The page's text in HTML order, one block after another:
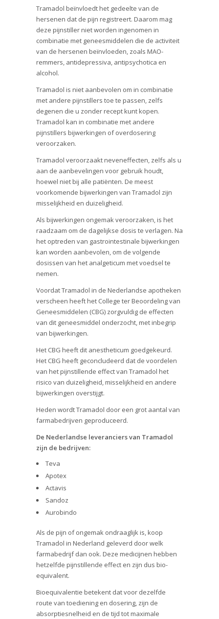
Tramadol beïnvloedt het gedeelte van de
hersenen dat de pijn registreert. Daarom mag
deze pijnstiller niet worden ingenomen in
combinatie met geneesmiddelen die de activiteit
van de hersenen beïnvloeden, zoals MAO-
remmers, antidepressiva, antipsychotica en
alcohol.
Tramadol is niet aanbevolen om in combinatie
met andere pijnstillers toe te passen, zelfs
degenen die u zonder recept kunt kopen.
Tramadol kan in combinatie met andere
pijnstillers bijwerkingen of overdosering
veroorzaken.
Tramadol veroorzaakt neveneffecten, zelfs als u
aan de aanbevelingen voor gebruik houdt,
hoewel niet bij alle patiënten. De meest
voorkomende bijwerkingen van Tramadol zijn
misselijkheid en duizeligheid.
Als bijwerkingen ongemak veroorzaken, is het
raadzaam om de dagelijkse dosis te verlagen. Na
het optreden van gastrointestinale bijwerkingen
kan worden aanbevolen, om de volgende
dosissen van het analgeticum met voedsel te
nemen.
Voordat Tramadol in de Nederlandse apotheken
verscheen heeft het College ter Beoordeling van
Geneesmiddelen (CBG) zorgvuldig de effecten
van dit geneesmiddel onderzocht, met inbegrip
van bijwerkingen.
Het CBG heeft dit anestheticum goedgekeurd.
Het CBG heeft geconcludeerd dat de voordelen
van het pijnstillende effect van Tramadol het
risico van duizeligheid, misselijkheid en andere
bijwerkingen overstijgt.
Heden wordt Tramadol door een grot aantal van
farmabedrijven geproduceerd.
De Nederlandse leveranciers van Tramadol
zijn de bedrijven:
Teva
Apotex
Actavis
Sandoz
Aurobindo
Als de pijn of ongemak ondraaglijk is, koop
Tramadol in Nederland geleverd door welk
farmabedrijf dan ook. Deze medicijnen hebben
hetzelfde pijnstillende effect en zijn dus bio-
equivalent.
Bioequivalentie betekent dat voor dezelfde
route van toediening en dosering, zijn de
absorptiesnelheid en de tijd tot maximale